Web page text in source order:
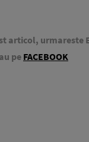
articol, urmareste
pe FACEBOOK